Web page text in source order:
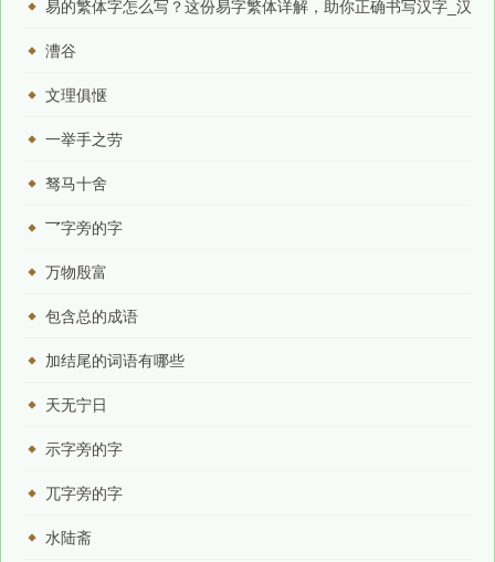
易的繁体字怎么写？这份易字繁体详解，助你正确书写汉字_汉
字繁体学习
漕谷
文理俱惬
一举手之劳
驽马十舍
乛字旁的字
万物殷富
包含总的成语
加结尾的词语有哪些
天无宁日
示字旁的字
兀字旁的字
水陆斋